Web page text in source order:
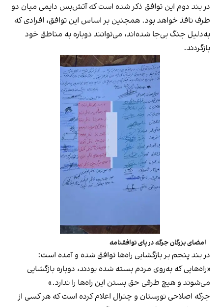
در بند دوم این توافق ذکر شده است که آتش‌بس دایمی میان دو
طرف نافذ خواهد بود. همچنین بر اساس این توافق، افرادی که
به‌دلیل جنگ بی‌جا شده‌اند، می‌توانند دوباره به مناطق خود
بازگردند.
امضای بزرگان جرگه در پای توافقنامه
در بند پنجم بر بازگشایی راه‌ها توافق شده و آمده است:
«راه‌هایی که به‌روی مردم بسته شده بودند، دوباره بازگشایی
می‌شوند و هیچ طرفی حق بستن این راه‌ها را ندارد.»
جرگه اصلاحی نورستان و چترال اعلام کرده است که هر کسی از